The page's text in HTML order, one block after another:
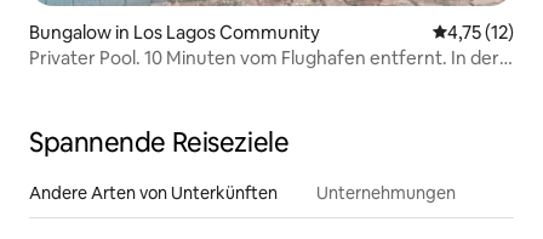
Bungalow in Los Lagos Community
4,75 (12)
Privater Pool. 10 Minuten vom Flughafen entfernt. In der
Spannende Reiseziele
Andere Arten von Unterkünften Unternehmungen